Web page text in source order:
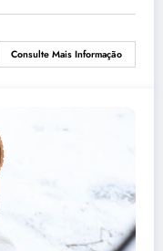
Consulte Mais Informação